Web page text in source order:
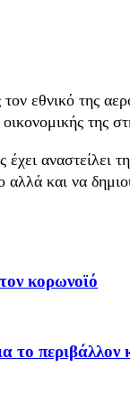
εθνικό της
της
αναστείλει
αλλά και να
κορωνοϊό
το